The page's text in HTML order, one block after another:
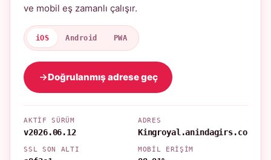
ve mobil eş zamanlı çalışır.
iOS Android PWA
Doğrulanmış adrese geç
AKTIF SÜRÜM
v2026.06.12
ADRES
Kingroyal.anindagirs.co
SSL SON ALTI MOBIL ERIŞIM